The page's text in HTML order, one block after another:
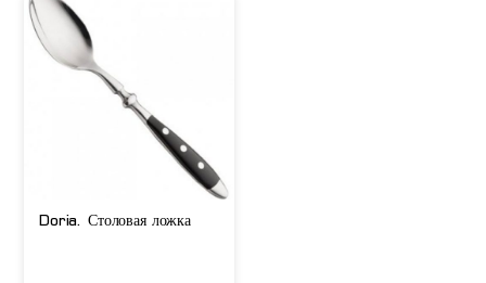
Doria. Столовая ложка